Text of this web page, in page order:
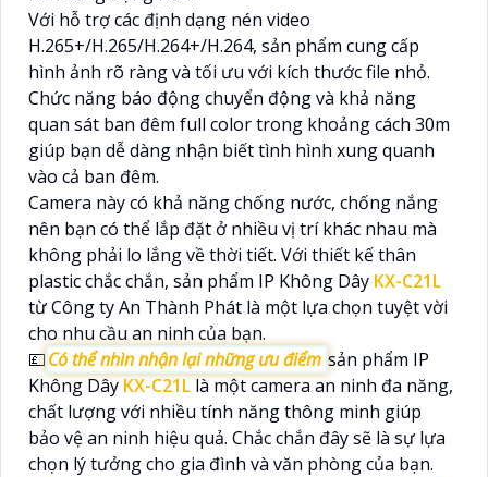
Với hỗ trợ các định dạng nén video
H.265+/H.265/H.264+/H.264, sản phẩm cung cấp
hình ảnh rõ ràng và tối ưu với kích thước file nhỏ.
Chức năng báo động chuyển động và khả năng
quan sát ban đêm full color trong khoảng cách 30m
giúp bạn dễ dàng nhận biết tình hình xung quanh
vào cả ban đêm.
Camera này có khả năng chống nước, chống nắng
nên bạn có thể lắp đặt ở nhiều vị trí khác nhau mà
không phải lo lắng về thời tiết. Với thiết kế thân
plastic chắc chắn, sản phẩm IP Không Dây KX-C21L
từ Công ty An Thành Phát là một lựa chọn tuyệt vời
cho nhu cầu an ninh của bạn.
💷Có thể nhìn nhận lại những ưu điểm sản phẩm IP
Không DâyKX-C21Llà một camera an ninh đa năng,
chất lượng với nhiều tính năng thông minh giúp
bảo vệ an ninh hiệu quả. Chắc chắn đây sẽ là sự lựa
chọn lý tưởng cho gia đình và văn phòng của bạn.